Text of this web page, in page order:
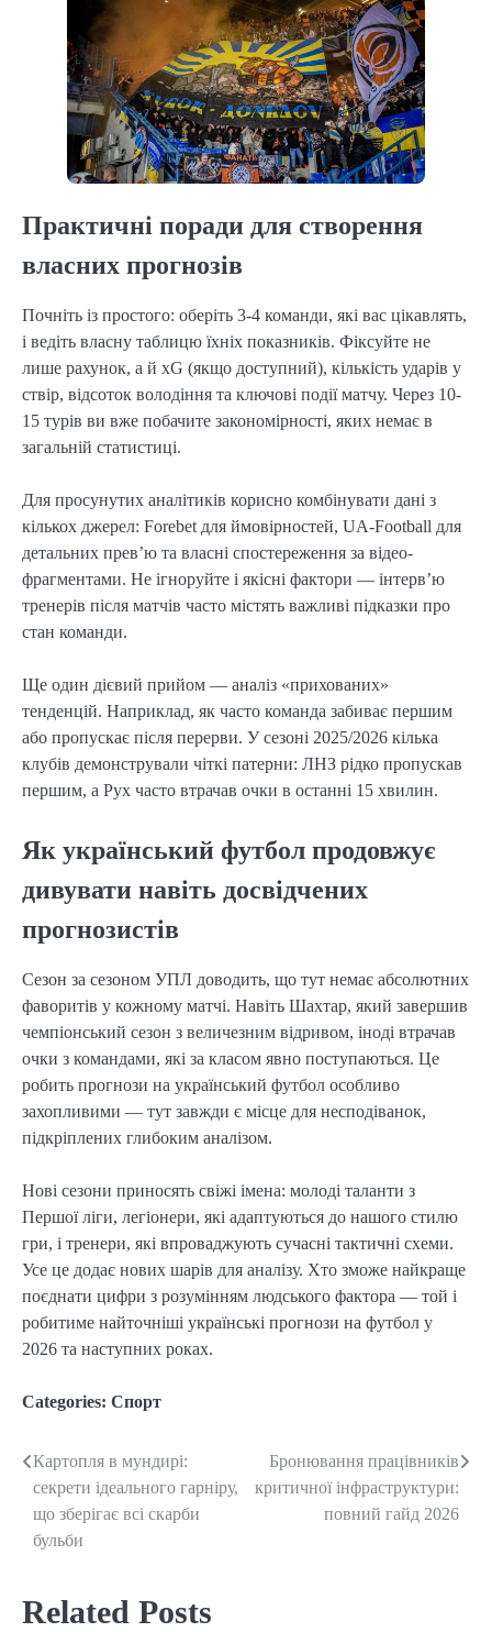
Практичні поради для створення
власних прогнозів
Почніть із простого: оберіть 3-4 команди, які вас цікавлять,
і ведіть власну таблицю їхніх показників. Фіксуйте не
лише рахунок, а й xG (якщо доступний), кількість ударів у
ствір, відсоток володіння та ключові події матчу. Через 10-
15 турів ви вже побачите закономірності, яких немає в
загальній статистиці.
Для просунутих аналітиків корисно комбінувати дані з
кількох джерел: Forebet для ймовірностей, UA-Football для
детальних прев’ю та власні спостереження за відео-
фрагментами. Не ігноруйте і якісні фактори — інтерв’ю
тренерів після матчів часто містять важливі підказки про
стан команди.
Ще один дієвий прийом — аналіз «прихованих»
тенденцій. Наприклад, як часто команда забиває першим
або пропускає після перерви. У сезоні 2025/2026 кілька
клубів демонстрували чіткі патерни: ЛНЗ рідко пропускав
першим, а Рух часто втрачав очки в останні 15 хвилин.
Як український футбол продовжує
дивувати навіть досвідчених
прогнозистів
Сезон за сезоном УПЛ доводить, що тут немає абсолютних
фаворитів у кожному матчі. Навіть Шахтар, який завершив
чемпіонський сезон з величезним відривом, іноді втрачав
очки з командами, які за класом явно поступаються. Це
робить прогнози на український футбол особливо
захопливими — тут завжди є місце для несподіванок,
підкріплених глибоким аналізом.
Нові сезони приносять свіжі імена: молоді таланти з
Першої ліги, легіонери, які адаптуються до нашого стилю
гри, і тренери, які впроваджують сучасні тактичні схеми.
Усе це додає нових шарів для аналізу. Хто зможе найкраще
поєднати цифри з розумінням людського фактора — той і
робитиме найточніші українські прогнози на футбол у
2026 та наступних роках.
Categories: Спорт
Post
navigation
Картопля в мундирі:
секрети ідеального гарніру,
що зберігає всі скарби
бульби
Бронювання працівників
критичної інфраструктури:
повний гайд 2026
Related Posts